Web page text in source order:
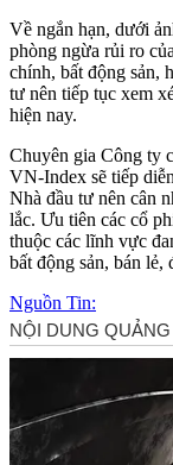
Về ngắn hạn, dưới
phòng ngừa rủi ro
chính, bất động sản,
tư nên tiếp tục xem
hiện nay.
Chuyên gia Công ty
VN-Index sẽ tiếp
Nhà đầu tư nên cân
lắc. Ưu tiên các cổ
thuộc các lĩnh vực
bất động sản, bán lẻ,
Nguồn Tin: